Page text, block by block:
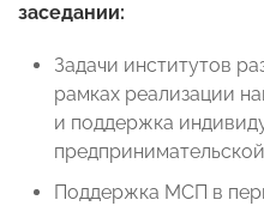
заседании:
Задачи институтов
рамках реализации
и поддержка
Поддержка МСП в